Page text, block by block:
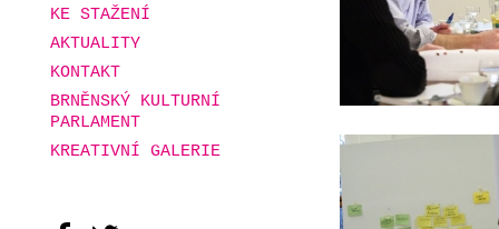
KE STAŽENÍ
AKTUALITY
KONTAKT
BRNĚNSKÝ KULTURNÍ
PARLAMENT
KREATIVNÍ GALERIE